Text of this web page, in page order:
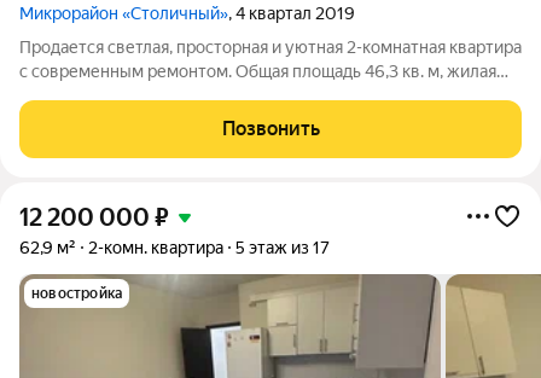
Микрорайон «Столичный», 4 квартал 2019
Продается светлая, просторная и уютная 2-комнатная квартира
с современным ремонтом. Общая площадь 46,3 кв. м, жилая
2019 года постройки. Оборудован одним пассажирским и
одним грузовым
Позвонить
12 200 000 ₽
62,9 м² 2-комн. квартира 5 этаж из 17
новостройка